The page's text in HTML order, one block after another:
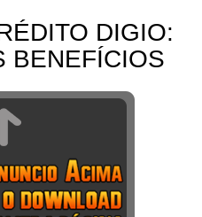
DIGIO:
BENEFÍCIOS